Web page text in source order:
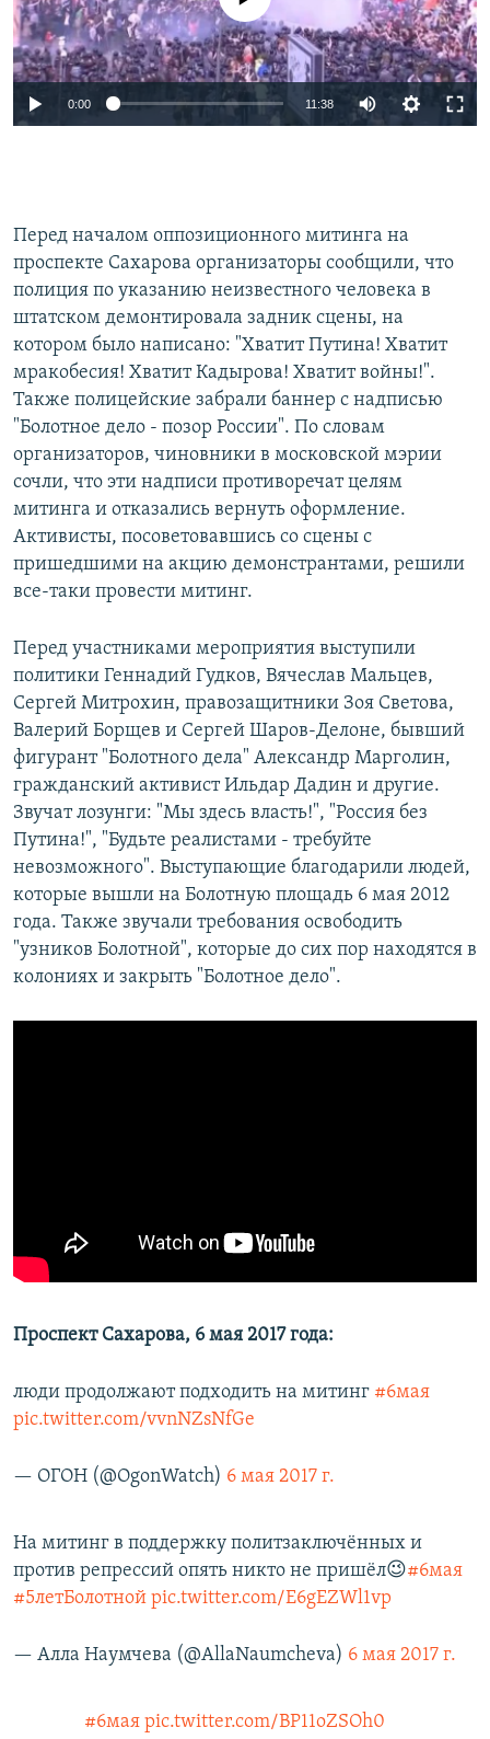
0:00 11:38
Перед началом оппозиционного митинга на
проспекте Сахарова организаторы сообщили, что
полиция по указанию неизвестного человека в
штатском демонтировала задник сцены, на
котором было написано: "Хватит Путина! Хватит
мракобесия! Хватит Кадырова! Хватит войны!".
Также полицейские забрали баннер с надписью
"Болотное дело - позор России". По словам
организаторов, чиновники в московской мэрии
сочли, что эти надписи противоречат целям
митинга и отказались вернуть оформление.
Активисты, посоветовавшись со сцены с
пришедшими на акцию демонстрантами, решили
все-таки провести митинг.
Перед участниками мероприятия выступили
политики Геннадий Гудков, Вячеслав Мальцев,
Сергей Митрохин, правозащитники Зоя Светова,
Валерий Борщев и Сергей Шаров-Делоне, бывший
фигурант "Болотного дела" Александр Марголин,
гражданский активист Ильдар Дадин и другие.
Звучат лозунги: "Мы здесь власть!", "Россия без
Путина!", "Будьте реалистами - требуйте
невозможного". Выступающие благодарили людей,
которые вышли на Болотную площадь 6 мая 2012
года. Также звучали требования освободить
"узников Болотной", которые до сих пор находятся в
колониях и закрыть "Болотное дело".
Проспект Сахарова, 6 мая 2017 года:
люди продолжают подходить на митинг #6мая
pic.twitter.com/vvnNZsNfGe
— ОГОН (@OgonWatch) 6 мая 2017 г.
На митинг в поддержку политзаключённых и
против репрессий опять никто не пришёл😉#6мая
#5летБолотной pic.twitter.com/E6gEZWl1vp
— Алла Наумчева (@AllaNaumcheva) 6 мая 2017 г.
#6мая pic.twitter.com/BP11oZSOh0